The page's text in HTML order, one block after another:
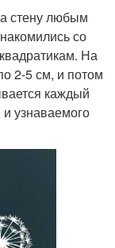
стену любым
со
На
2-5 см, и потом
каждый
узнаваемого